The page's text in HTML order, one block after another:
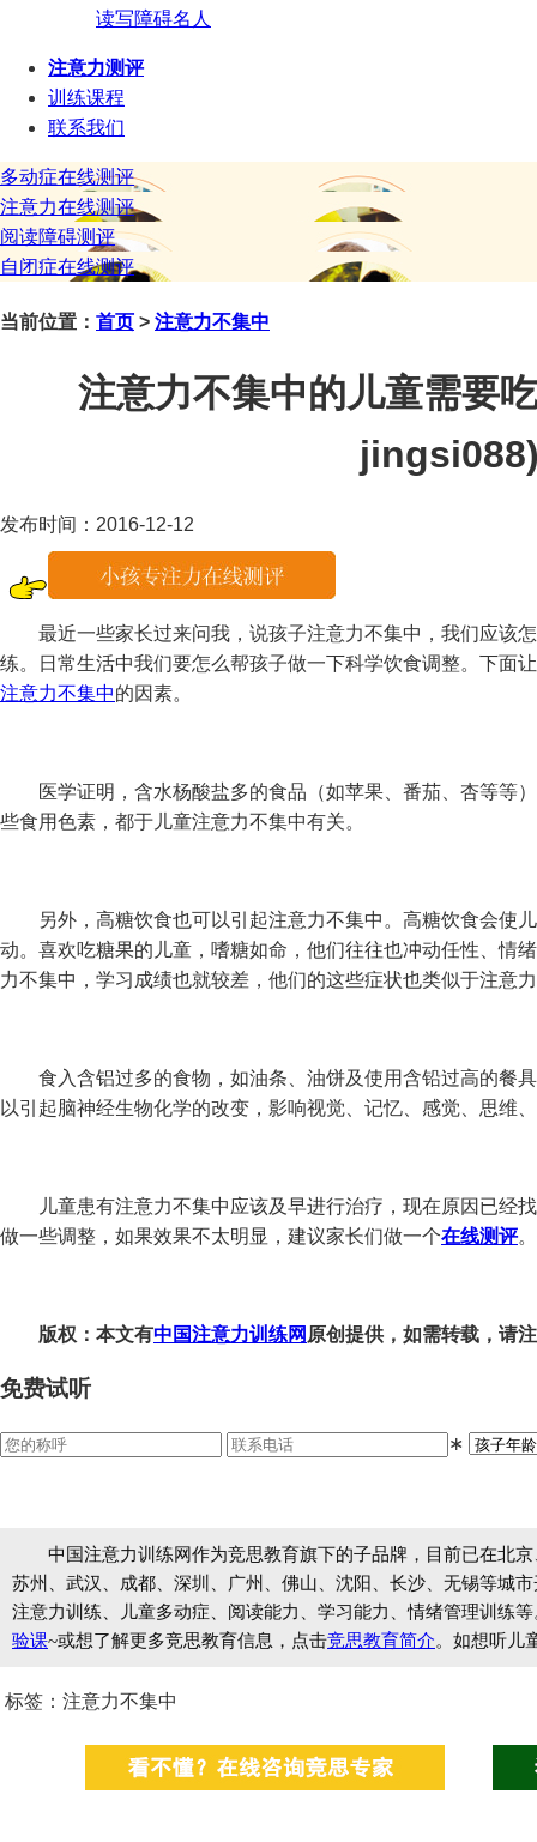
读写障碍名人
注意力测评
训练课程
联系我们
多动症在线测评
注意力在线测评
阅读障碍测评
自闭症在线测评
当前位置： 首页 > 注意力不集中
注意力不集中的儿童需要
发布时间：2016-12-12
最近一些家长过来问我，说孩子注意力不集中，我们应该
练。日常生活中我们要怎么帮孩子做一下科学饮食调整。下面
注意力不集中的因素。
医学证明，含水杨酸盐多的食品（如苹果、番茄、杏等等
些食用色素，都于儿童注意力不集中有关。
另外，高糖饮食也可以引起注意力不集中。高糖饮食会使
动。喜欢吃糖果的儿童，嗜糖如命，他们往往也冲动任性、情
力不集中，学习成绩也就较差，他们的这些症状也类似于注意
食入含铝过多的食物，如油条、油饼及使用含铅过高的餐
以引起脑神经生物化学的改变，影响视觉、记忆、感觉、思维
儿童患有注意力不集中应该及早进行治疗，现在原因已经
做一些调整，如果效果不太明显，建议家长们做一个在线测评
版权：本文有中国注意力训练网 原创提供，如需转载，请
免费试听
∗
中国注意力训练网作为竞思教育旗下的子品牌，目前已在北
苏州、武汉、成都、深圳、广州、佛山、沈阳、长沙、无锡等城
注意力训练、儿童多动症、阅读能力、学习能力、情绪管理训练
验课~或想了解更多竞思教育信息，点击竞思教育简介。如想听儿
标签：注意力不集中